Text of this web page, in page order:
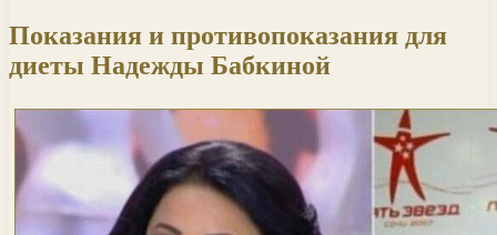
Показания и противопоказания для
диеты Надежды Бабкиной